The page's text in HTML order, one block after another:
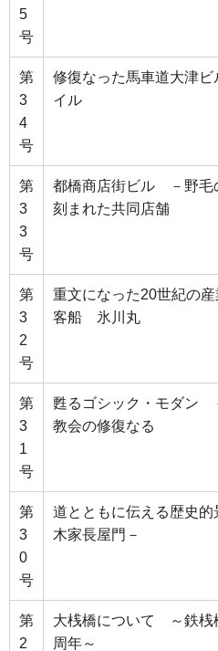
5
号
第
3
4
号
修復なった馬車道大津ビ
イル
第
3
3
号
都橋商店街ビル －野毛
刻まれた共同店舗
第
3
2
号
重文になった20世紀の
客船 氷川丸
第
3
1
号
甦るゴシック・モダン
教会の修復なる
第
3
0
号
道とともに伝える歴史
木家長屋門－
第
2
大桟橋について ～鉄桟
周年～